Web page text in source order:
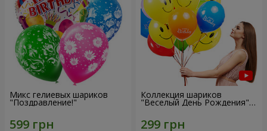
Микс гелиевых шариков
"Поздравление!"
Коллекция шариков
"Веселый День Рождения" -